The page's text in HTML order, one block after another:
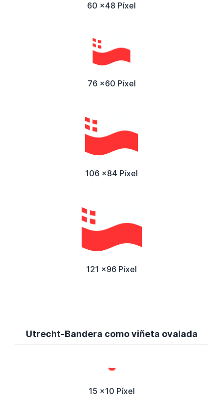
60 x48 Píxel
76 x60 Píxel
106 x84 Píxel
121 x96 Píxel
Utrecht-Bandera como viñeta ovalada
15 x10 Píxel